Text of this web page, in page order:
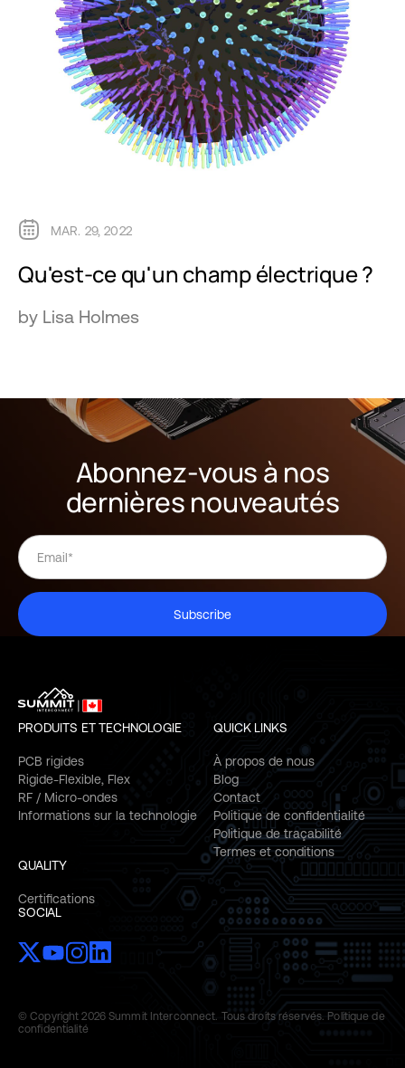
MAR. 29, 2022
Qu'est-ce qu'un champ électrique ?
by Lisa Holmes
Abonnez-vous à nos
dernières nouveautés
Subscribe
PRODUITS ET TECHNOLOGIE
PCB rigides
Rigide-Flexible, Flex
RF / Micro-ondes
Informations sur la technologie
QUALITY
Certifications
QUICK LINKS
À propos de nous
Blog
Contact
Politique de confidentialité
Politique de traçabilité
Termes et conditions
SOCIAL
© Copyright 2026 Summit Interconnect. Tous droits réservés. Politique de
confidentialité